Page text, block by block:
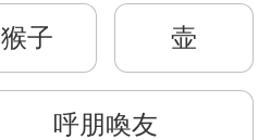
猴子 壶
呼朋喚友